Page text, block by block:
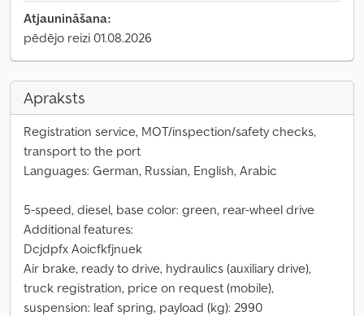
Atjaunināšana:
pēdējo reizi 01.08.2026
Apraksts
Registration service, MOT/inspection/safety checks,
transport to the port
Languages: German, Russian, English, Arabic
5-speed, diesel, base color: green, rear-wheel drive
Additional features:
Dcjdpfx Aoicfkfjnuek
Air brake, ready to drive, hydraulics (auxiliary drive),
truck registration, price on request (mobile),
suspension: leaf spring, payload (kg): 2990